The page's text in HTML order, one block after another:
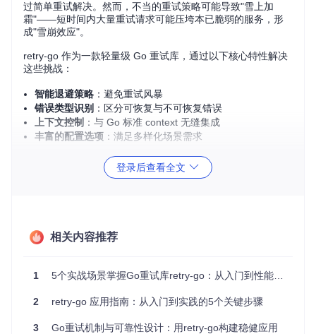
过简单重试解决。然而，不当的重试策略可能导致"雪上加
霜"——短时间内大量重试请求可能压垮本已脆弱的服务，形
成"雪崩效应"。
retry-go 作为一款轻量级 Go 重试库，通过以下核心特性解决
这些挑战：
智能退避策略 ：避免重试风暴
错误类型识别 ：区分可恢复与不可恢复错误
上下文控制 ：与 Go 标准 context 无缝集成
丰富的配置选项 ：满足多样化场景需求
实现基础重试功能：从简单到复杂的演进
础重试逻辑：
"log"
"io"
登录后查看全文
相关内容推荐
1 5个实战场景掌握Go重试库retry-go：从入门到性能优化全指南
2 retry-go 应用指南：从入门到实践的5个关键步骤
3 Go重试机制与可靠性设计：用retry-go构建稳健应用